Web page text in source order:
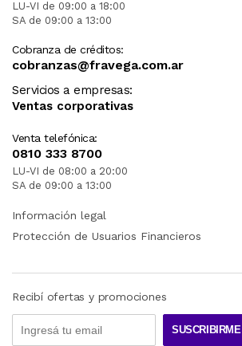
LU-VI de 09:00 a 18:00
SA de 09:00 a 13:00
Cobranza de créditos:
cobranzas@fravega.com.ar
Servicios a empresas:
Ventas corporativas
Venta telefónica:
0810 333 8700
LU-VI de 08:00 a 20:00
SA de 09:00 a 13:00
Información legal
Protección de Usuarios Financieros
Recibí ofertas y promociones
SUSCRIBIRME